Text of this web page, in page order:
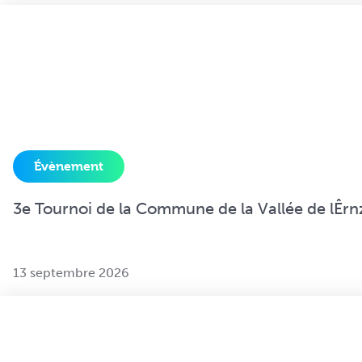
Évènement
3e Tournoi de la Commune de la Vallée de
13 septembre 2026